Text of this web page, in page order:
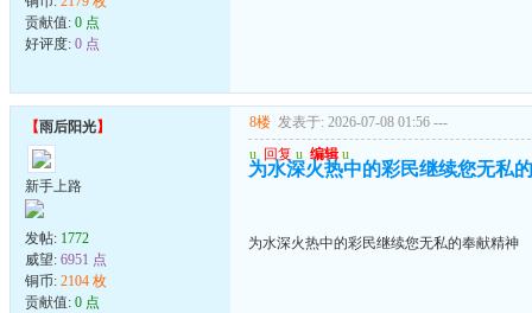
贡献值: 0 点
好评度: 0 点
【雨后阳光】
新手上路
发帖: 1772
威望: 6951 点
铜币: 2104 枚
贡献值: 0 点
8楼 发表于: 2026-07-08 01:56 ---
u 回复 u 编辑 u
为水深火热中的彩民继续您无私
为水深火热中的彩民继续您无私的奉献精神